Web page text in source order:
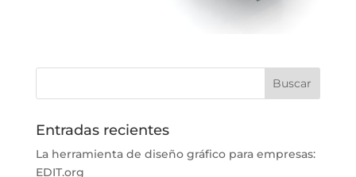
Entradas recientes
La herramienta de diseño gráfico para empresas:
EDIT.org